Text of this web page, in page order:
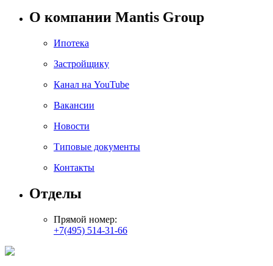
О компании Mantis Group
Ипотека
Застройщику
Канал на YouTube
Вакансии
Новости
Типовые документы
Контакты
Отделы
Прямой номер:
+7(495) 514-31-66